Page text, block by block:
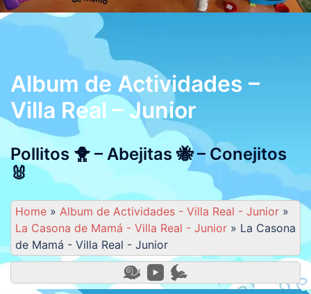
Album de Actividades –
Villa Real – Junior
Pollitos 🐥 – Abejitas 🐝 – Conejitos
🐰
Home » Album de Actividades - Villa Real - Junior »
La Casona de Mamá - Villa Real - Junior » La Casona
de Mamá - Villa Real - Junior